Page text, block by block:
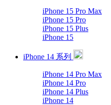
iPhone 15 Pro Max
iPhone 15 Pro
iPhone 15 Plus
iPhone 15
iPhone 14 系列
iPhone 14 Pro Max
iPhone 14 Pro
iPhone 14 Plus
iPhone 14